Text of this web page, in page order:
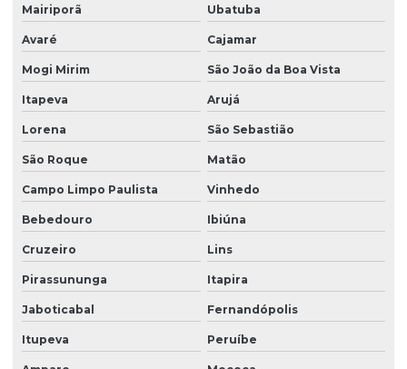
Lavadora de piso para galpão
Lavagem de vidros e fachadas
Limpeza e conservação terceirizada
Limpeza conservação e zeladoria
Limpeza empresarial
Limpeza empresarial especializada
Limpeza empresarial terceirizada
Limpeza escritorio terceirizada
Limpeza de fachada comercial
Mairiporã Ubatuba
Avaré Cajamar
Mogi Mirim São João da Boa Vista
Itapeva Arujá
Lorena São Sebastião
São Roque Matão
Campo Limpo Paulista Vinhedo
Bebedouro Ibiúna
Cruzeiro Lins
Pirassununga Itapira
Jaboticabal Fernandópolis
Itupeva Peruíbe